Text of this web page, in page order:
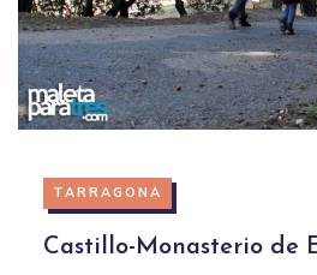
TARRAGONA
Castillo-Monasterio de